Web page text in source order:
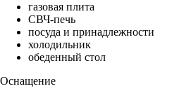
газовая плита
СВЧ-печь
посуда и принадлежности
холодильник
обеденный стол
Оснащение